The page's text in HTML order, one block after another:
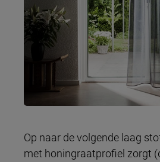
Op naar de volgende laag
met honingraatprofiel zorgt